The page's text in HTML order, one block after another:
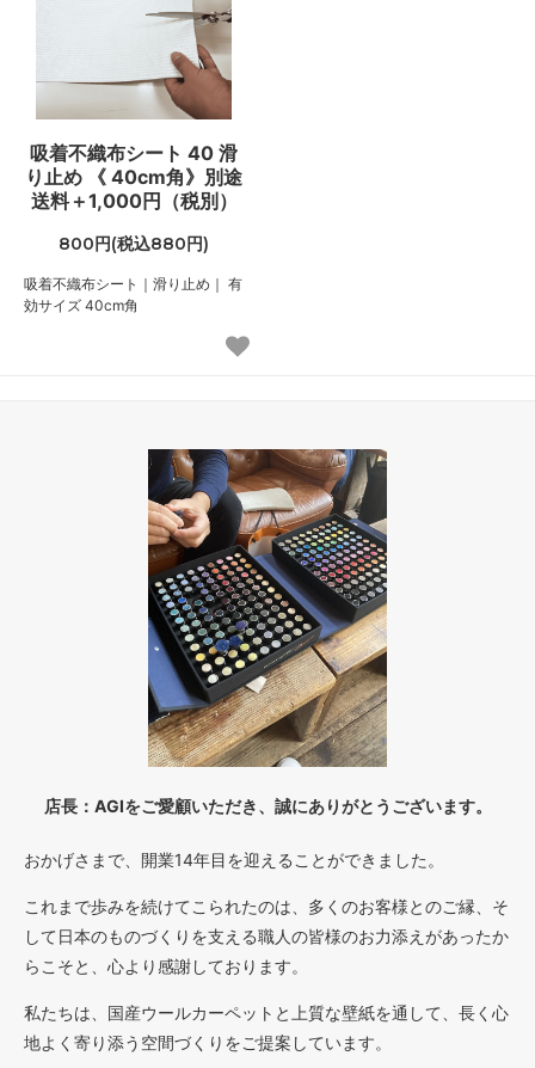
吸着不織布シート 40 滑
り止め 《 40cm角》別途
送料＋1,000円（税別）
800円(税込880円)
吸着不織布シート｜滑り止め｜ 有
効サイズ 40cm角
店長：AGIをご愛顧いただき、誠にありがとうございます。
おかげさまで、開業14年目を迎えることができました。
これまで歩みを続けてこられたのは、多くのお客様とのご縁、そ
して日本のものづくりを支える職人の皆様のお力添えがあったか
らこそと、心より感謝しております。
私たちは、国産ウールカーペットと上質な壁紙を通して、長く心
地よく寄り添う空間づくりをご提案しています。